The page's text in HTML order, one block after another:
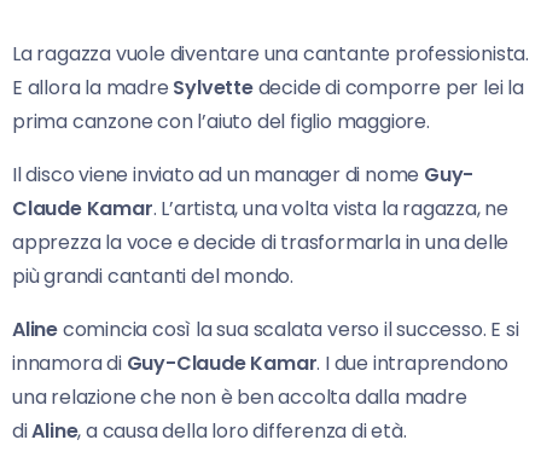
La ragazza vuole diventare una cantante professionista.
E allora la madre Sylvettedecide di comporre per lei la
prima canzone con l’aiuto del figlio maggiore.
Il disco viene inviato ad un manager di nome Guy-
Claude Kamar. L’artista, una volta vista la ragazza, ne
apprezza la voce e decide di trasformarla in una delle
più grandi cantanti del mondo.
Alinecomincia così la sua scalata verso il successo. E si
innamora di Guy-Claude Kamar. I due intraprendono
una relazione che non è ben accolta dalla madre
diAline, a causa della loro differenza di età.